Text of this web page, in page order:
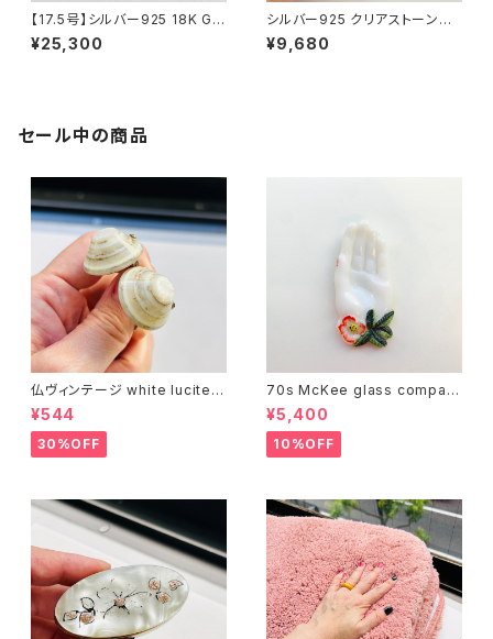
【17.5号】シルバー925 18K GP
蝶 天然石リング
¥25,300
シルバー925 クリアストーンカ
クテルリング（13号）
¥9,680
セール中の商品
仏ヴィンテージ white lucite c
onfetti 山型イヤリング
¥544
30%OFF
70s McKee glass compan
y ハンドペイントハンド小皿
（赤）
¥5,400
10%OFF